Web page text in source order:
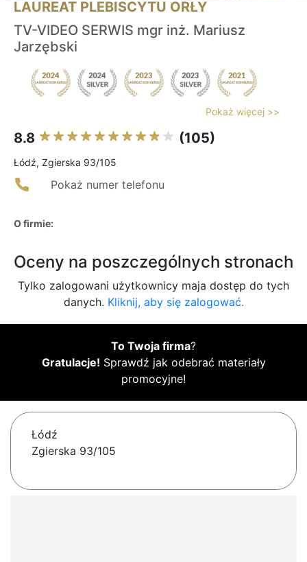
LAUREAT PLEBISCYTU ORŁY
TV-VIDEO SERWIS mgr inż. Mariusz
Jarzębski
Pokaż więcej >>
8.8 (105)
Łódź, Zgierska 93/105
Pokaż numer telefonu
O firmie:
Oceny na poszczególnych stronach
Tylko zalogowani użytkownicy maja dostęp do tych
danych. Kliknij, aby się zalogować.
To Twoja firma?
Gratulacje! Sprawdź jak odebrać materiały
promocyjne!
Łódź
Zgierska 93/105